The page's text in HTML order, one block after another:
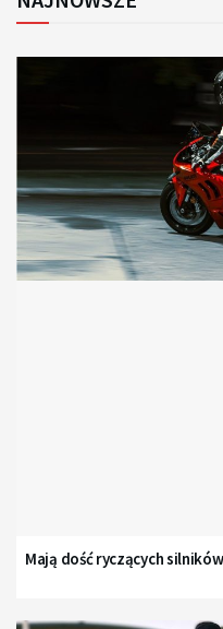
Mają dość ryczących